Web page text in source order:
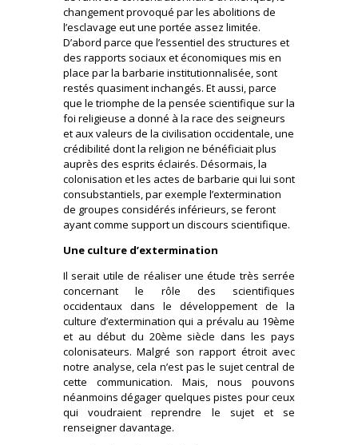
changement provoqué par les abolitions de
l’esclavage eut une portée assez limitée.
D’abord parce que l’essentiel des structures et
des rapports sociaux et économiques mis en
place par la barbarie institutionnalisée, sont
restés quasiment inchangés. Et aussi, parce
que le triomphe de la pensée scientifique sur la
foi religieuse a donné à la race des seigneurs
et aux valeurs de la civilisation occidentale, une
crédibilité dont la religion ne bénéficiait plus
auprès des esprits éclairés. Désormais, la
colonisation et les actes de barbarie qui lui sont
consubstantiels, par exemple l’extermination
de groupes considérés inférieurs, se feront
ayant comme support un discours scientifique.
Une culture d’extermination
Il serait utile de réaliser une étude très serrée
concernant le rôle des scientifiques
occidentaux dans le développement de la
culture d’extermination qui a prévalu au 19ème
et au début du 20ème siècle dans les pays
colonisateurs. Malgré son rapport étroit avec
notre analyse, cela n’est pas le sujet central de
cette communication. Mais, nous pouvons
néanmoins dégager quelques pistes pour ceux
qui voudraient reprendre le sujet et se
renseigner davantage.